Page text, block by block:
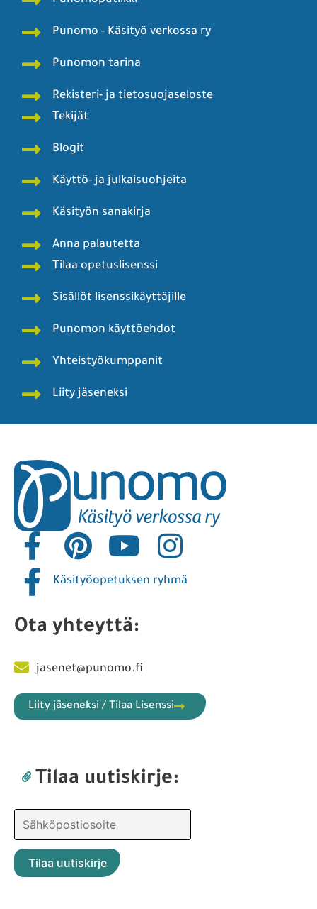
Punomo - Käsityö verkossa ry
Punomon tarina
Rekisteri- ja tietosuojaseloste
Tekijät
Blogit
Käyttö- ja julkaisuohjeita
Käsityön sanakirja
Anna palautetta
Tilaa opetuslisenssi
Sisällöt lisenssikäyttäjille
Punomon käyttöehdot
Yhteistyökumppanit
Liity jäseneksi
Käsityöopetuksen ryhmä
Ota yhteyttä:
jasenet@punomo.fi
Liity jäseneksi / Tilaa Lisenssi
Tilaa uutiskirje: